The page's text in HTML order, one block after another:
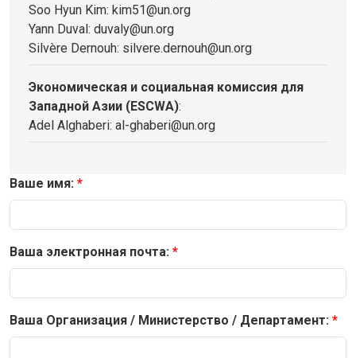
Soo Hyun Kim: kim51@un.org
Yann Duval: duvaly@un.org
Silvère Dernouh: silvere.dernouh@un.org
Экономическая и социальная комиссия для
Западной Азии (ESCWA):
Adel Alghaberi: al-ghaberi@un.org
Ваше имя:
Ваша электронная почта:
Ваша Организация / Министерство / Департамент: